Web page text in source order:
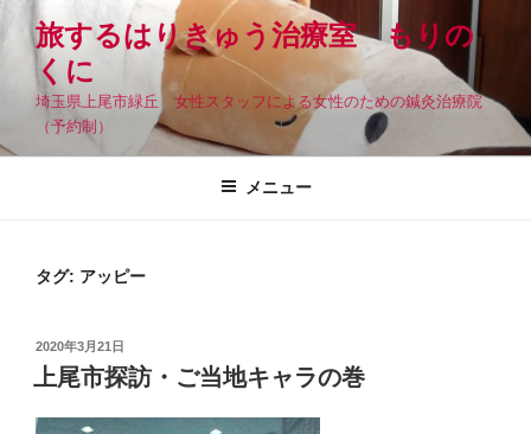
へ
旅するはりきゅう治療室 もりの
くに
埼玉県上尾市緑丘 女性スタッフによる女性のための鍼灸治療院
（予約制）
メニュー
タグ: アッピー
投
稿
日:
2020年3月21日
上尾市探訪・ご当地キャラの巻